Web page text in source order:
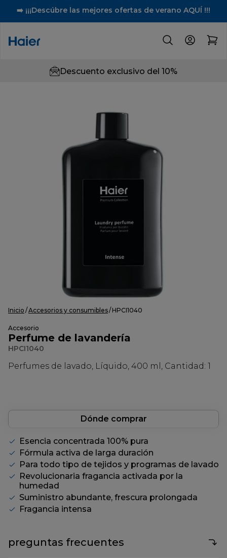
➡️ ¡¡¡Descúbre las mejores ofertas de verano AQUÍ !!!
Descuento exclusivo del 10%
Inicio Accesorios y consumibles HPCI1040
Accesorio
Perfume de lavandería
HPCI1040
Perfumes de lavado, Líquido, 400 ml, Cantidad: 1
Dónde comprar
Esencia concentrada 100% pura
Fórmula activa de larga duración
Para todo tipo de tejidos y programas de lavado
Revolucionaria fragancia activada por la
humedad
Suministro abundante, frescura prolongada
Fragancia intensa
preguntas frecuentes